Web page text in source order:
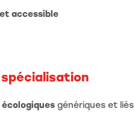
accessible
génériques et